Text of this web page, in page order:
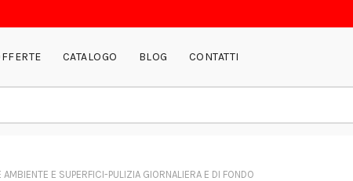
CATALOGO BLOG CONTATTI
AMBIENTE E SUPERFICI-PULIZIA GIORNALIERA E DI FONDO